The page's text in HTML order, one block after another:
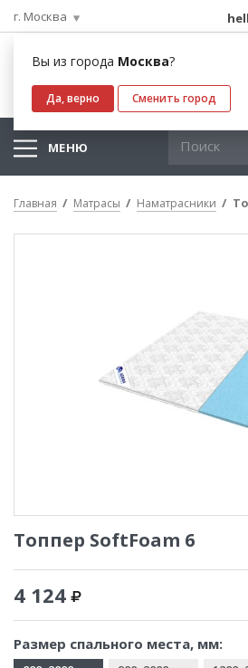
г. Москва
Вы из города Москва?
Да, верно Сменить город
МЕНЮ
Главная Матрасы Наматрасники
Топпер SoftFoam 6
4 124
Размер спального места, мм: